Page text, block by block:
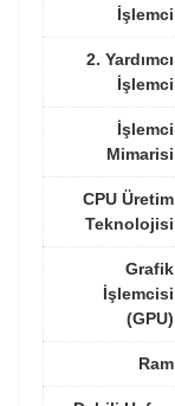
İşlemci
2. Yardımcı
İşlemci
İşlemci
Mimarisi
CPU Üretim
Teknolojisi
Grafik
İşlemcisi
(GPU)
Ram